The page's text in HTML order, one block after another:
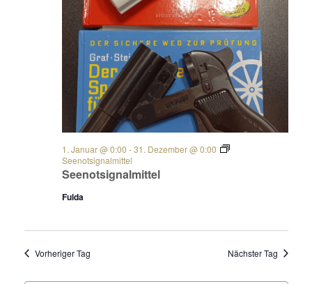
Seenotsignalmittel
1. Januar @ 0:00 -31. Dezember @ 0:00
Seenotsignalmittel
Fulda
Vorheriger Tag Nächster Tag